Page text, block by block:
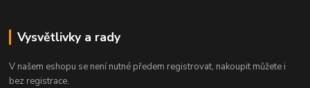
Vysvětlivky a rady
V našem eshopu se není nutné předem registrovat, nakoupit můžete i
bez registrace.